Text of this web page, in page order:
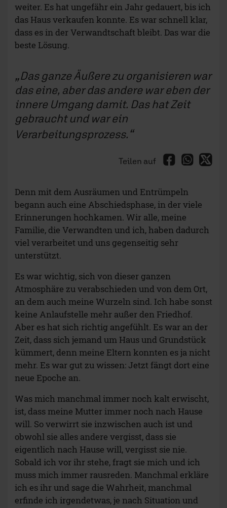
weiter. Es hat ungefähr ein Jahr gedauert, bis ich
das Haus verkaufen konnte. Es war schnell klar,
dass es in der Verwandtschaft bleibt. Das war die
beste Lösung.
Das ganze Äußere zu organisieren war
das eine, aber das andere war eben der
innere Umgang damit. Das hat Zeit
gebraucht und war ein
Verarbeitungsprozess.
Teilen auf
Denn mit dem Ausräumen und Entrümpeln
begann auch eine Abschiedsphase, in der viele
Erinnerungen hochkamen. Wir alle, meine
Familie, die Verwandten und ich, haben dadurch
viel verarbeitet und uns gegenseitig sehr
unterstützt.
Es war wichtig, sich von dieser ganzen
Atmosphäre zu verabschieden und von dem Ort,
an dem auch meine Wurzeln sind. Ich habe sonst
keine Anlaufstelle mehr außer den Friedhof.
Aber es hat sich richtig angefühlt. Es war an der
Zeit, dass sich jemand um Haus und Grundstück
kümmert, denn meine Eltern konnten es ja nicht
mehr. Es war gut zu wissen: Jetzt fängt dort eine
neue Epoche an.
Was mich manchmal immer noch kalt erwischt,
ist, dass meine Mutter immer noch nach Hause
will. So verwirrt sie inzwischen auch ist und
obwohl sie alles andere vergisst, dass sie
eigentlich nach Hause will, vergisst sie nie.
Sobald ich vor ihr stehe, fragt sie mich und ich
muss mich immer rausreden. Manchmal erkläre
ich es ihr und sage die Wahrheit, manchmal
erfinde ich irgendetwas, je nach Situation und